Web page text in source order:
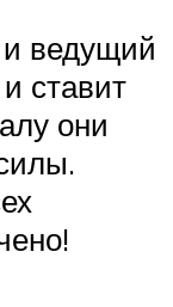
ведущий
ставит
они